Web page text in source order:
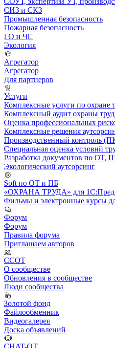
СИЗ и СКЗ
Промышленная безопасность
Пожарная безопасность
ГО и ЧС
Экология
Агрегатор
Агрегатор
Для партнеров
Услуги
Комплексные услуги по охране
Комплексный аудит охраны
Оценка профессиональных
Комплексные решения
Производственный контроль
Специальная оценка условий
Разработка документов по ОТ,
Экологический аутсорсинг
Soft по ОТ и ПБ
«ОХРАНА ТРУДА» для
Фильмы и электронные курсы
Форум
Форум
Правила форума
Приглашаем авторов
ССОТ
О сообществе
Обновления в сообществе
Люди сообщества
Золотой фонд
Файлообменник
Видеогалерея
Доска объявлений
CHAT-OT